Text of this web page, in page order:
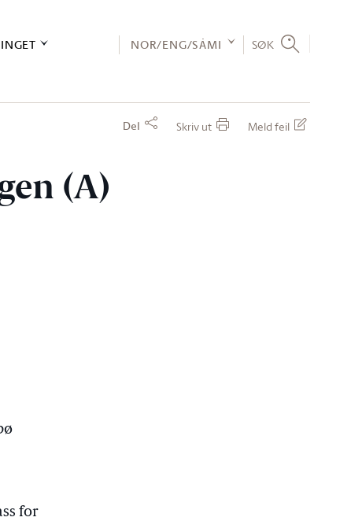
NOR/ENG/SÁMI SØK
Del Skriv ut Meld feil
(A)
for